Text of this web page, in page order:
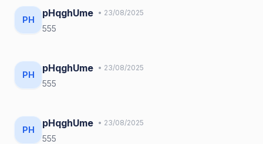
PH
pHqghUme • 23/08/2025
555
PH
pHqghUme • 23/08/2025
555
PH
pHqghUme • 23/08/2025
555